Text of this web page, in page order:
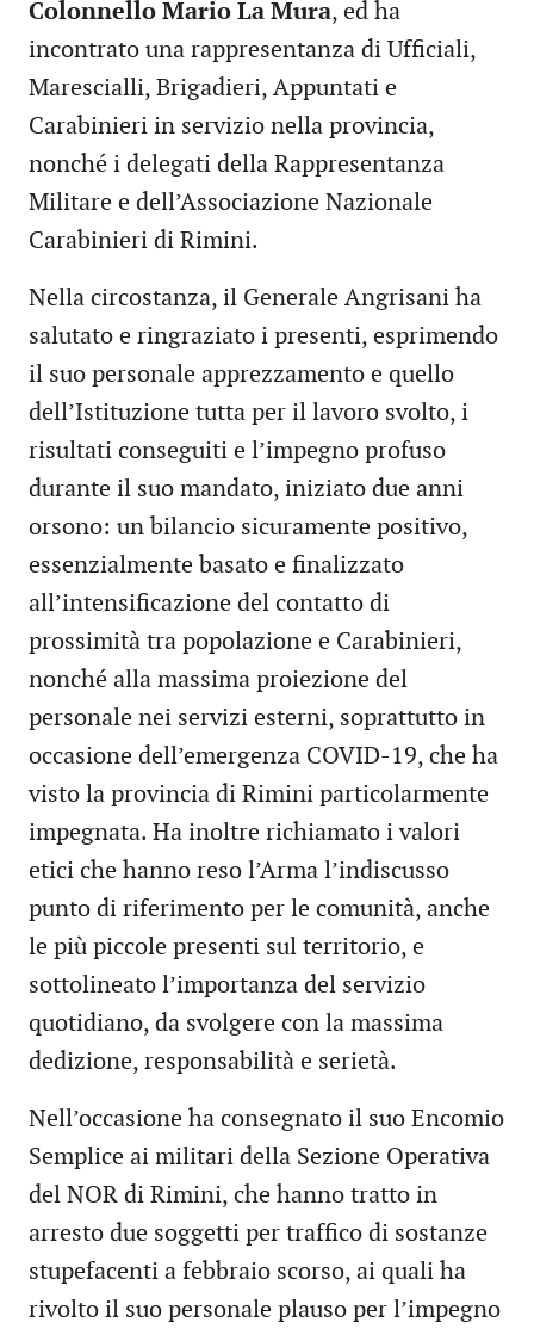
Colonnello Mario La Mura, ed ha
incontrato una rappresentanza di Ufficiali,
Marescialli, Brigadieri, Appuntati e
Carabinieri in servizio nella provincia,
nonché i delegati della Rappresentanza
Militare e dell’Associazione Nazionale
Carabinieri di Rimini.
Nella circostanza, il Generale Angrisani ha
salutato e ringraziato i presenti, esprimendo
il suo personale apprezzamento e quello
dell’Istituzione tutta per il lavoro svolto, i
risultati conseguiti e l’impegno profuso
durante il suo mandato, iniziato due anni
orsono: un bilancio sicuramente positivo,
essenzialmente basato e finalizzato
all’intensificazione del contatto di
prossimità tra popolazione e Carabinieri,
nonché alla massima proiezione del
personale nei servizi esterni, soprattutto in
occasione dell’emergenza COVID-19, che ha
visto la provincia di Rimini particolarmente
impegnata. Ha inoltre richiamato i valori
etici che hanno reso l’Arma l’indiscusso
punto di riferimento per le comunità, anche
le più piccole presenti sul territorio, e
sottolineato l’importanza del servizio
quotidiano, da svolgere con la massima
dedizione, responsabilità e serietà.
Nell’occasione ha consegnato il suo Encomio
Semplice ai militari della Sezione Operativa
del NOR di Rimini, che hanno tratto in
arresto due soggetti per traffico di sostanze
stupefacenti a febbraio scorso, ai quali ha
rivolto il suo personale plauso per l’impegno